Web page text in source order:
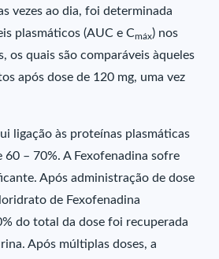
vezes ao dia, foi determinada
plasmáticos (AUC e Cmáx) nos
os quais são comparáveis àqueles
após dose de 120 mg, uma vez
ligação às proteínas plasmáticas
60 – 70%. A Fexofenadina sofre
Após administração de dose
de Fexofenadina
do total da dose foi recuperada
Após múltiplas doses, a